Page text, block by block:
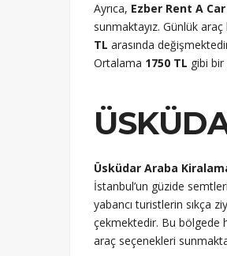
Ayrıca, Ezber Rent A Car
sunmaktayız. Günlük
TL arasında
Ortalama 1750 TL gibi
Üsküdar Araba
İstanbul’un güzide
yabancı turistlerin sıkça
çekmektedir. Bu bölgede
araç seçenekleri